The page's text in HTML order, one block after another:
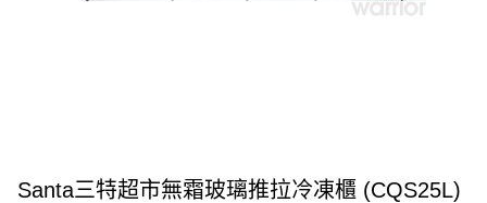
Santa三特超市無霜玻璃推拉冷凍櫃 (CQS25L)